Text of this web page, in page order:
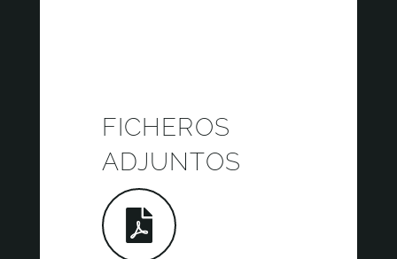
FICHEROS
ADJUNTOS